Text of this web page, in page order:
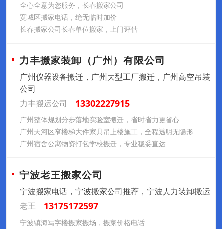
全心全意为您服务，长春搬家公司
宽城区搬家电话，绝无临时加价
长春搬家公司长春单位搬家，上门评估
力丰搬家装卸（广州）有限公司
广州仪器设备搬迁，广州大型工厂搬迁，广州高空吊装
公司
力丰搬运公司
13302227915
广州整体规划分步落地实验室搬迁，省时省力更省心​
广州天河区窄楼梯大件家具吊上楼施工，全程透明无隐形​
广州宿舍公寓物资打包学校搬迁，专业稳妥直达
宁波老王搬家公司
宁波搬家电话，宁波搬家公司推荐，宁波人力装卸搬运
老王
13175172597
宁波镇海写字楼搬家搬场，搬家价格电话